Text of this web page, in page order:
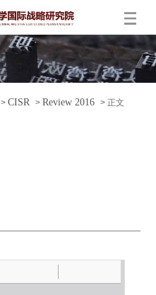
>CISR >Review 2016 > 正文